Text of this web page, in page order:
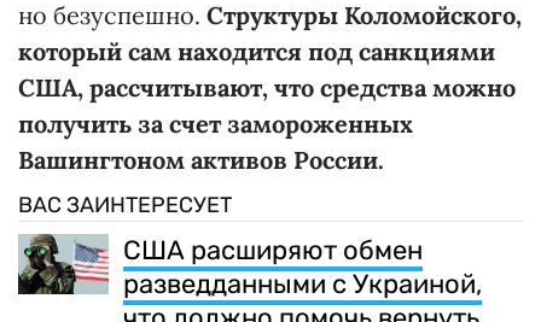
но безуспешно. Структуры Коломойского,
который сам находится под санкциями
США, рассчитывают, что средства можно
получить за счет замороженных
Вашингтоном активов России.
ВАС ЗАИНТЕРЕСУЕТ
США расширяют обмен
разведданными с Украиной,